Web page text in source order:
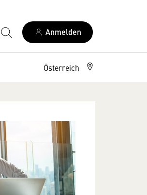
Anmelden
Österreich